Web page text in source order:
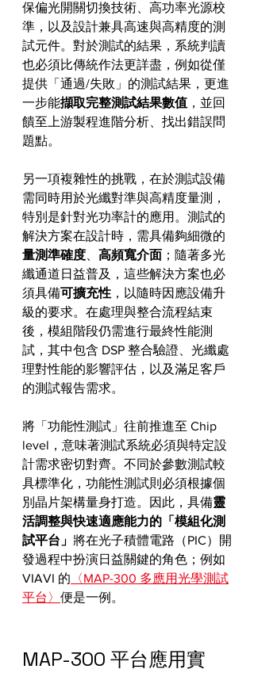
保偏光開關切換技術、高功率光源校
準，以及設計兼具高速與高精度的測
試元件。對於測試的結果，系統判讀
也必須比傳統作法更詳盡，例如從僅
提供「通過/失敗」的測試結果，更進
一步能擷取完整測試結果數值 ，並回
饋至上游製程進階分析、找出錯誤問
題點。
另一項複雜性的挑戰，在於測試設備
需同時用於光纖對準與高精度量測，
特別是針對光功率計的應用。測試的
解決方案在設計時，需具備夠細微的
量測準確度
高頻寬介面 ；隨著多光
纖通道日益普及，這些解決方案也必
須具備可擴充性 ，以隨時因應設備升
級的要求。在處理與整合流程結束
後，模組階段仍需進行最終性能測
試，其中包含 DSP 整合驗證、光纖處
理對性能的影響評估，以及滿足客戶
的測試報告需求。
將「功能性測試」往前推進至 Chip
level，意味著測試系統必須與特定設
計需求密切對齊。不同於參數測試較
具標準化，功能性測試則必須根據個
別晶片架構量身打造。因此，具備靈
活調整與快速適應能力的「模組化測
試平台」 將在光子積體電路（PIC）開
發過程中扮演日益關鍵的角色；例如
VIAVI 的 〈MAP-300 多應用光學測試
平台〉 便是一例。
MAP-300 平台應用實